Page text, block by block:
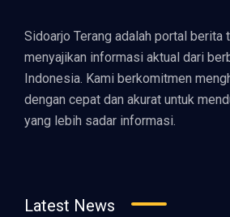
Sidoarjo Terang adalah portal berita
menyajikan informasi aktual dari
Indonesia. Kami berkomitmen
dengan cepat dan akurat untuk
yang lebih sadar informasi.
Latest News